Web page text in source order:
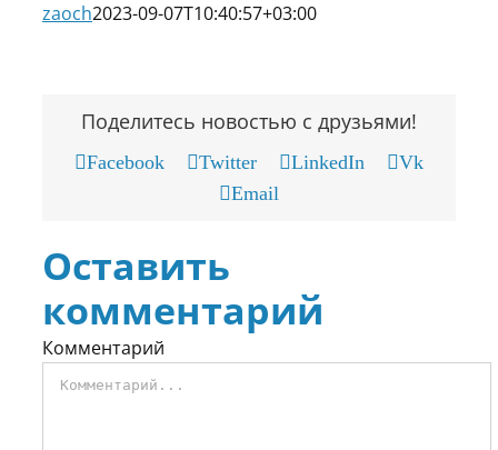
zaoch2023-09-07T10:40:57+03:00
Поделитесь новостью с друзьями!
Facebook Twitter LinkedIn
Vk
Email
Оставить
комментарий
Комментарий